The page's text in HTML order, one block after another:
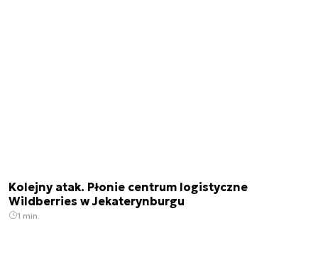
Kolejny atak. Płonie centrum logistyczne
Wildberries w Jekaterynburgu
1 min.